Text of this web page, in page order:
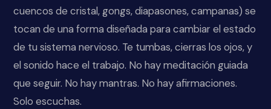
cuencos de cristal, gongs, diapasones, campanas) se
tocan de una forma diseñada para cambiar el estado
de tu sistema nervioso. Te tumbas, cierras los ojos, y
el sonido hace el trabajo. No hay meditación guiada
que seguir. No hay mantras. No hay afirmaciones.
Solo escuchas.